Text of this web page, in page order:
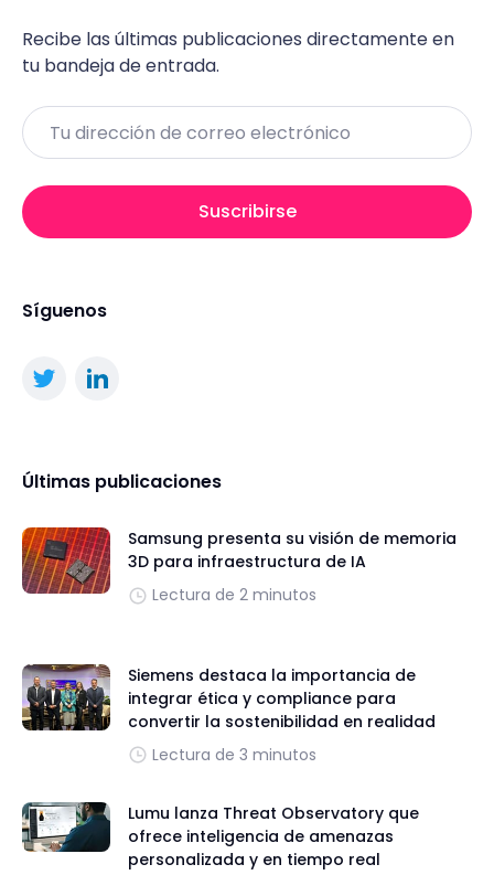
Recibe las últimas publicaciones directamente en
tu bandeja de entrada.
Email
Suscribirse
Síguenos
Últimas publicaciones
Samsung presenta su visión de memoria
3D para infraestructura de IA
Lectura de 2 minutos
Siemens destaca la importancia de
integrar ética y compliance para
convertir la sostenibilidad en realidad
Lectura de 3 minutos
Lumu lanza Threat Observatory que
ofrece inteligencia de amenazas
personalizada y en tiempo real